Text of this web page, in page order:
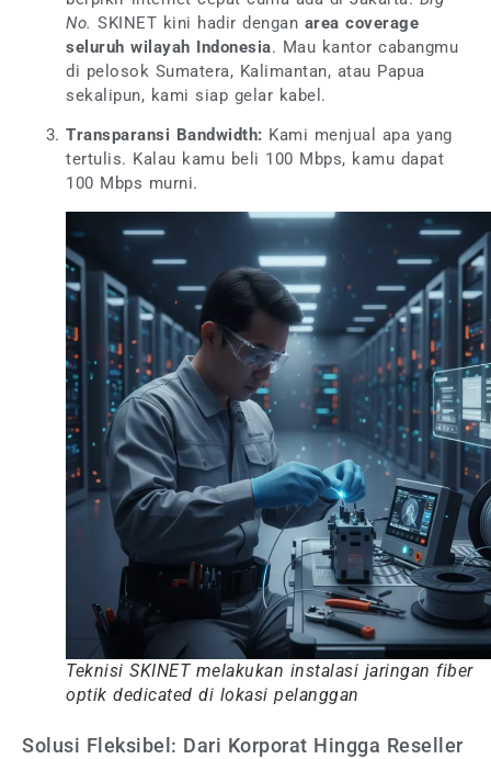
No. SKINET kini hadir dengan area coverage
seluruh wilayah Indonesia. Mau kantor cabangmu
di pelosok Sumatera, Kalimantan, atau Papua
sekalipun, kami siap gelar kabel.
Transparansi Bandwidth: Kami menjual apa yang
tertulis. Kalau kamu beli 100 Mbps, kamu dapat
100 Mbps murni.
Teknisi SKINET melakukan instalasi jaringan fiber
optik dedicated di lokasi pelanggan
Solusi Fleksibel: Dari Korporat Hingga Reseller